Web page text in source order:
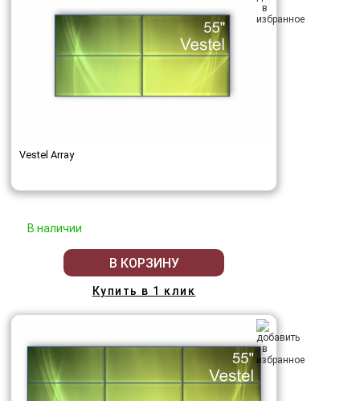
Vestel Array
В наличии
В КОРЗИНУ
Купить в 1 клик